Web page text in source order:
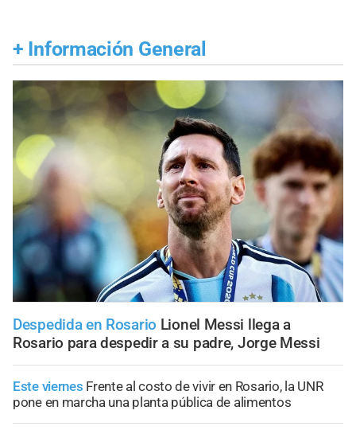
+ Información General
Despedida en Rosario Lionel Messi llega a
Rosario para despedir a su padre, Jorge Messi
Este viernes Frente al costo de vivir en Rosario, la UNR
pone en marcha una planta pública de alimentos